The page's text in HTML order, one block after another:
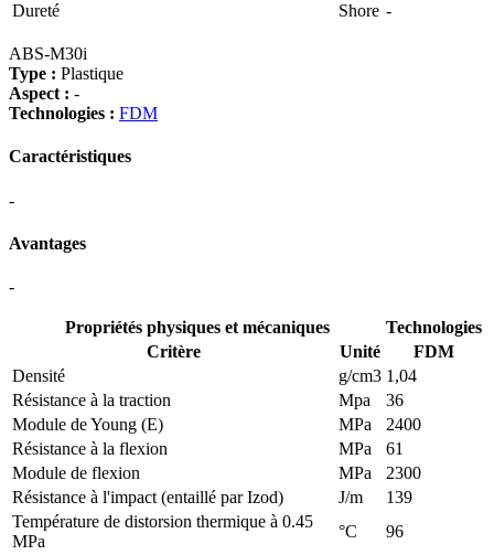
Dureté
Shore -
ABS-M30i
Type : Plastique
Aspect : -
Technologies : FDM
Caractéristiques
-
Avantages
-
Propriétés physiques et mécaniques
Technologies
Critère
Unité
FDM
Densité
g/cm3 1,04
Résistance à la traction
Mpa
36
Module de Young (E)
MPa
2400
Résistance à la flexion
MPa
61
Module de flexion
MPa
2300
Résistance à l'impact (entaillé par Izod)
J/m
139
Température de distorsion thermique à 0.45
MPa
°C
96